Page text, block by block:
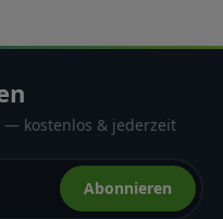
— kostenlos & jederzeit
Abonnieren